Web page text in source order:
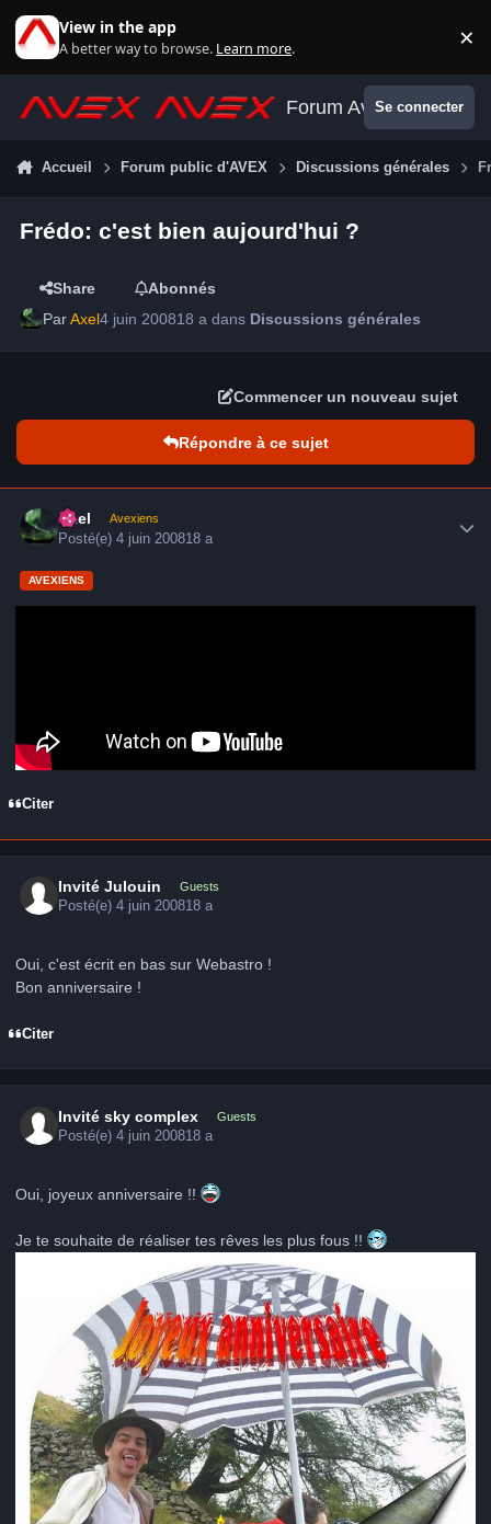
View in the app
A better way to browse. Learn more. ×
Forum AvexSe connecter
Accueil Forum public d'AVEX Discussions générales
Frédo: c'est bien aujourd'hui ?
Share
Abonnés
ParAxel4 juin 200818 a dans Discussions générales
Commencer un nouveau sujet
Répondre à ce sujet
Axel Avexiens
Posté(e)4 juin 200818 a
AVEXIENS
Citer
Invité Julouin Guests
Posté(e)4 juin 200818 a
Oui, c'est écrit en bas sur Webastro !
Bon anniversaire !
Citer
Invité sky complex Guests
Posté(e)4 juin 200818 a
Oui, joyeux anniversaire !!
Je te souhaite de réaliser tes rêves les plus fous !!